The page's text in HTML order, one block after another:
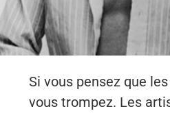
Si vous pensez que
vous trompez. Les